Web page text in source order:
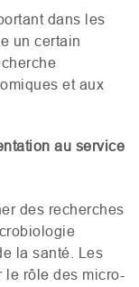
dans les
un certain
et aux
au service
des recherches
la santé. Les
le rôle des micro-